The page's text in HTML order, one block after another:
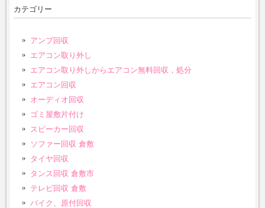
カテゴリー
アンプ回収
エアコン取り外し
エアコン取り外しからエアコン無料回収，処分
エアコン回収
オーディオ回収
ゴミ屋敷片付け
スピーカー回収
ソファー回収 倉敷
タイヤ回収
タンス回収 倉敷市
テレビ回収 倉敷
バイク、原付回収